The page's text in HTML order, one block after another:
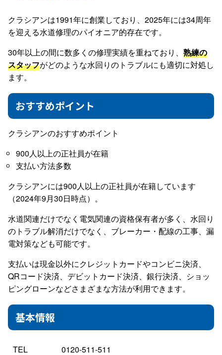
クラシアンは1991年に創業しており、2025年には34周年
を迎える水道修理のパイオニア的存在です。
30年以上の間に数多くの修理実績を重ねており、 熟練の
スタッフがどのような水回りのトラブルにも適切に対処し
ます。
おすすめポイント
クラシアンのおすすめポイント
900人以上の正社員が在籍
支払い方法多数
クラシアンには900人以上の正社員が在籍しています
（2024年9月30日時点）。
水道関連だけでなく電気関連の資格保有者が多く、水回り
のトラブル解消だけでなく、ブレーカー・配線の工事、漏
電対策なども可能です。
支払いは現金以外にクレジットカードやコンビニ決済、
QRコード決済、デビットカード決済、銀行決済、ショッ
ピングローンなどさまざまな方法が利用できます。
基本情報
TEL
0120-511-511